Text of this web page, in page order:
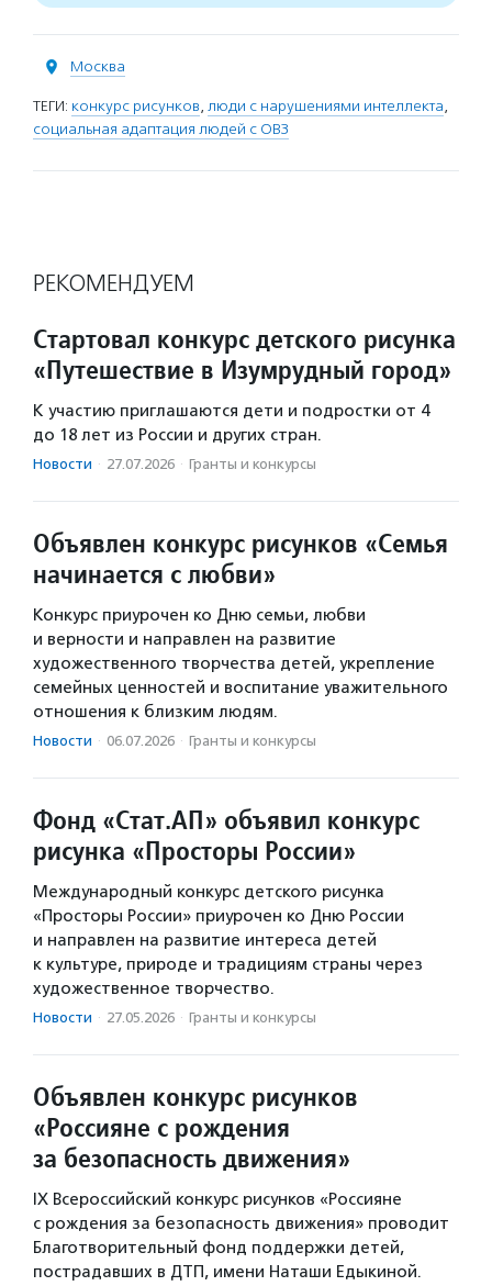
Москва
ТЕГИ: конкурс рисунков, люди с нарушениями интеллекта,
социальная адаптация людей с ОВЗ
РЕКОМЕНДУЕМ
Стартовал конкурс детского рисунка
«Путешествие в Изумрудный город»
К участию приглашаются дети и подростки от 4
до 18 лет из России и других стран.
Новости · 27.07.2026 · Гранты и конкурсы
Объявлен конкурс рисунков «Семья
начинается с любви»
Конкурс приурочен ко Дню семьи, любви
и верности и направлен на развитие
художественного творчества детей, укрепление
семейных ценностей и воспитание уважительного
отношения к близким людям.
Новости · 06.07.2026 · Гранты и конкурсы
Фонд «Стат.АП» объявил конкурс
рисунка «Просторы России»
Международный конкурс детского рисунка
«Просторы России» приурочен ко Дню России
и направлен на развитие интереса детей
к культуре, природе и традициям страны через
художественное творчество.
Новости · 27.05.2026 · Гранты и конкурсы
Объявлен конкурс рисунков
«Россияне с рождения
за безопасность движения»
IX Всероссийский конкурс рисунков «Россияне
с рождения за безопасность движения» проводит
Благотворительный фонд поддержки детей,
пострадавших в ДТП, имени Наташи Едыкиной.